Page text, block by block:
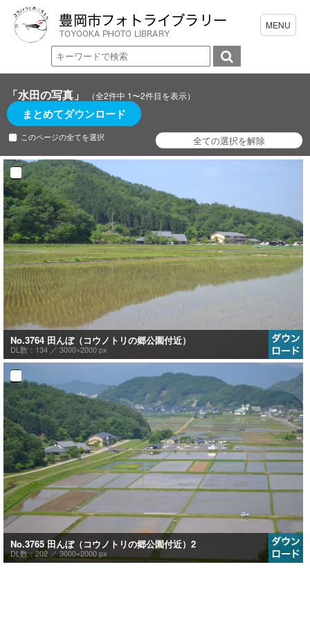
「水田の写真」 （全2件中 1〜2件目を表示）
まとめてダウンロード
このページの全てを選択
No.3764 田んぼ（コウノトリの郷公園付近）
DL数：134 ／ 3000×2000 px
No.3765 田んぼ（コウノトリの郷公園付近）2
DL数：202 ／3000×2000 px